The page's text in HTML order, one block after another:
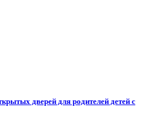
дверей для родителей детей с